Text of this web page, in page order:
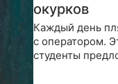
окурков
Каждый день
с оператором.
студенты